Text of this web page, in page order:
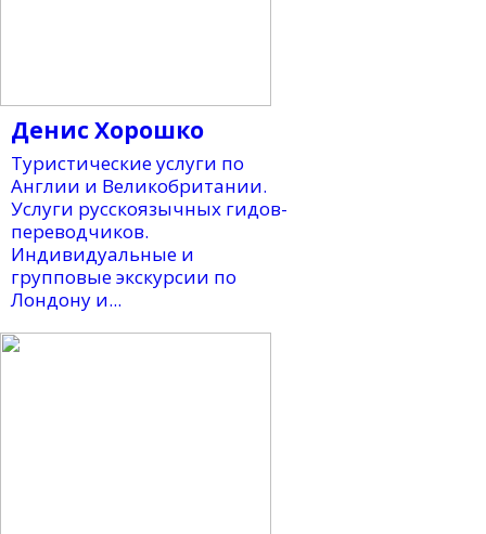
Денис Хорошко
Туристические услуги по
Англии и Великобритании.
Услуги русскоязычных гидов-
переводчиков.
Индивидуальные и
групповые экскурсии по
Лондону и...